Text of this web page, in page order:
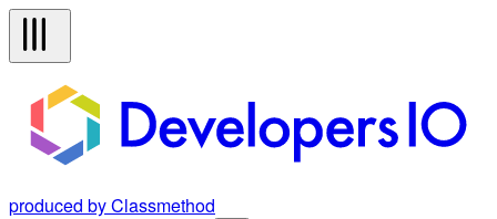
produced by Classmethod